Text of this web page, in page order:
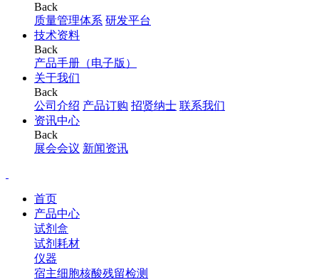
Back
质量管理体系 研发平台
技术资料
Back
产品手册（电子版）
关于我们
Back
公司介绍 产品订购 招贤纳士 联系我们
资讯中心
Back
展会会议 新闻资讯
首页
产品中心
试剂盒
试剂耗材
仪器
宿主细胞核酸残留检测